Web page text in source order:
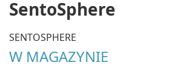
SentoSphere
SENTOSPHERE
W MAGAZYNIE